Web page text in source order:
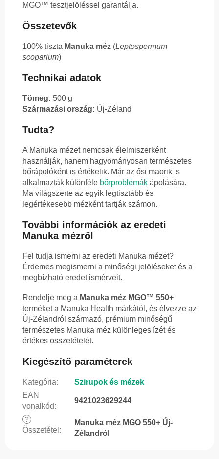
MGO™ tesztjelöléssel garantálja.
Összetevők
100% tiszta Manuka méz (Leptospermum
scoparium)
Technikai adatok
Tömeg: 500 g
Származási ország: Új-Zéland
Tudta?
A Manuka mézet nemcsak élelmiszerként
használják, hanem hagyományosan természetes
bőrápolóként is értékelik. Már az ősi maorik is
alkalmazták különféle bőrproblémák ápolására.
Ma világszerte az egyik legtisztább és
legértékesebb mézként tartják számon.
További információk az eredeti
Manuka mézről
Fel tudja ismerni az eredeti Manuka mézet?
Érdemes megismerni a minőségi jelöléseket és a
megbízható eredet ismérveit.
Rendelje meg a Manuka méz MGO™ 550+
terméket a Manuka Health márkától, és élvezze az
Új-Zélandról származó, prémium minőségű
természetes Manuka méz különleges ízét és
értékes összetételét.
Kiegészítő paraméterek
Kategória:
Szirupok és mézek
EAN
vonalkód:
9421023629244
?
Összetétel :
Manuka méz MGO 550+ Új-
Zélandról